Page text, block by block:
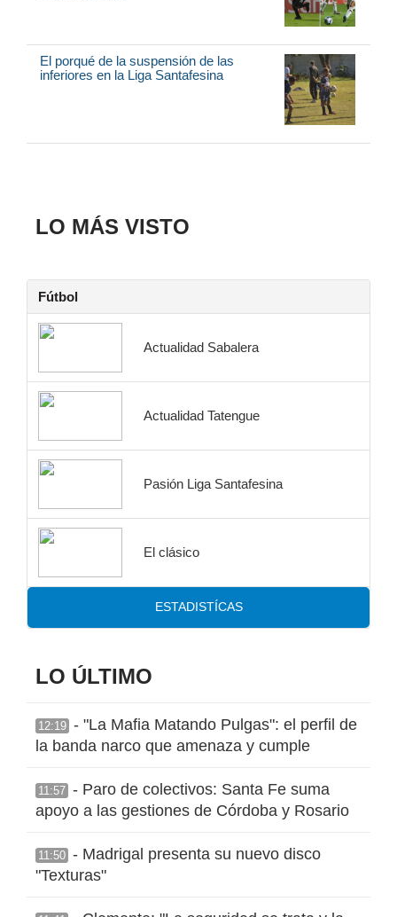
El porqué de la suspensión de las
inferiores en la Liga Santafesina
LO MÁS VISTO
Fútbol
Actualidad Sabalera
Actualidad Tatengue
Pasión Liga Santafesina
El clásico
ESTADISTÍCAS
LO ÚLTIMO
12:19 - "La Mafia Matando Pulgas": el perfil de
la banda narco que amenaza y cumple
11:57 - Paro de colectivos: Santa Fe suma
apoyo a las gestiones de Córdoba y Rosario
11:50 - Madrigal presenta su nuevo disco
"Texturas"